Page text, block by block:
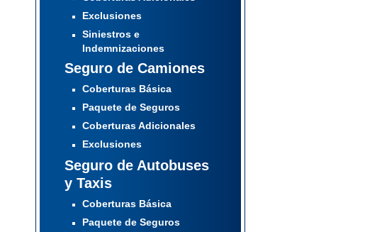
Exclusiones
Siniestros e
Indemnizaciones
Seguro de Camiones
Coberturas Básica
Paquete de Seguros
Coberturas Adicionales
Exclusiones
Seguro de Autobuses
y Taxis
Coberturas Básica
Paquete de Seguros